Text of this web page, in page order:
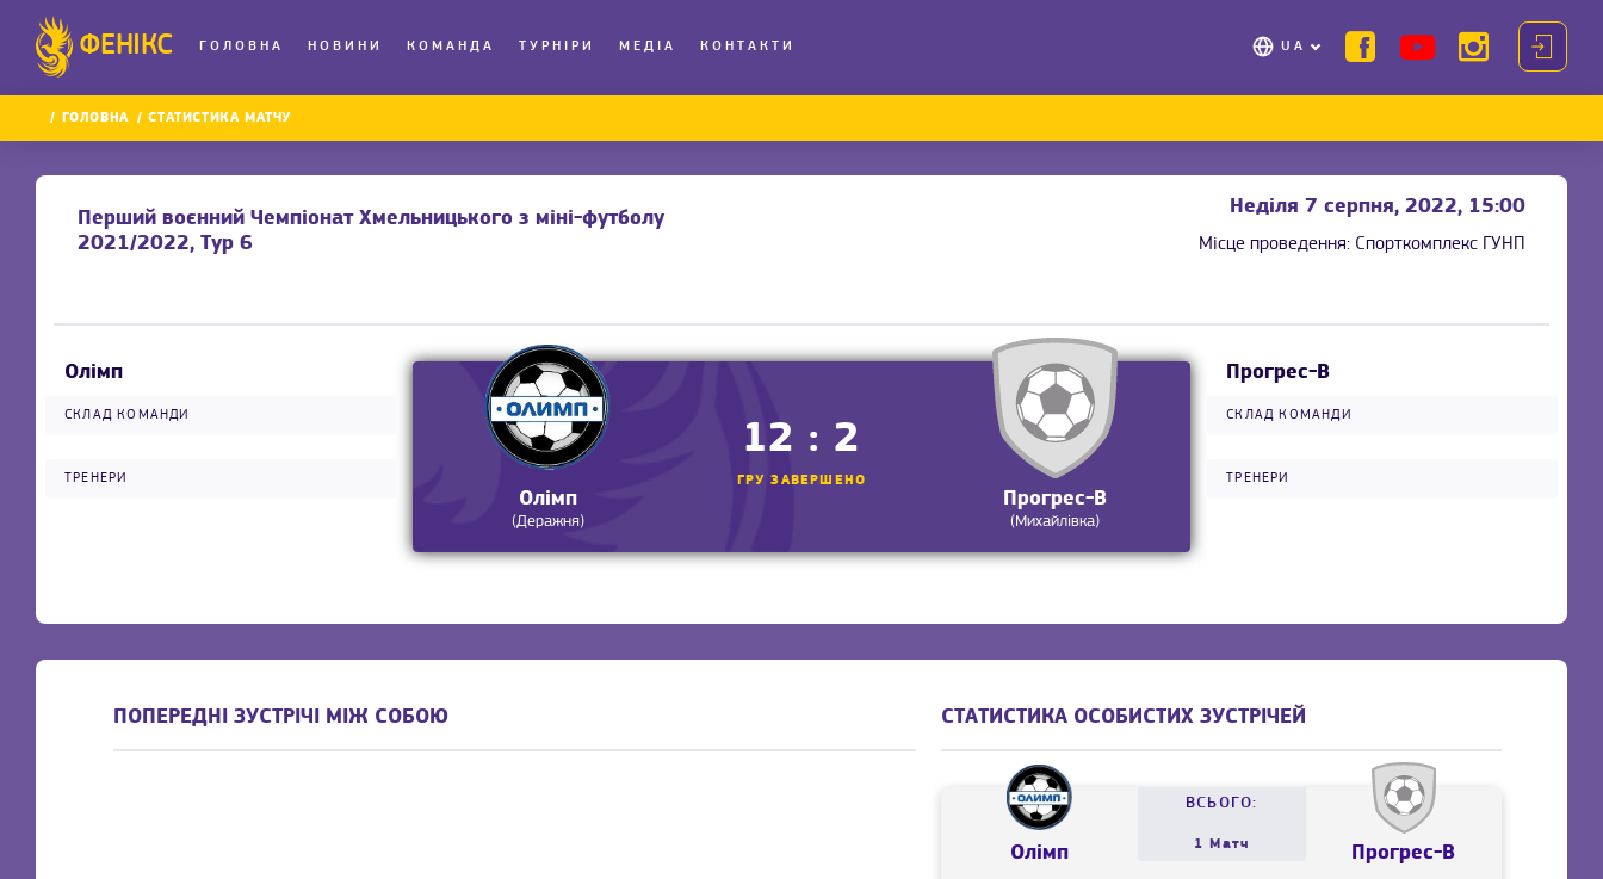
ФЕНІКС UA
ГОЛОВНА НОВИНИ КОМАНДА ТУРНІРИ МЕДІА КОНТАКТИ
ГОЛОВНА СТАТИСТИКА МАТЧУ
Перший воєнний Чемпіонат Хмельницького з міні-футболу
2021/2022, Тур 6
Неділя 7 серпня, 2022, 15:00
Місце проведення: Спорткомплекс ГУНП
Олімп
(Деражня)
12 : 2
ГРУ ЗАВЕРШЕНО
Прогрес-В
(Михайлівка)
Олімп
СКЛАД КОМАНДИ
ТРЕНЕРИ
Прогрес-В
СКЛАД КОМАНДИ
ТРЕНЕРИ
ПОПЕРЕДНІ ЗУСТРІЧІ МІЖ СОБОЮ СТАТИСТИКА ОСОБИСТИХ ЗУСТРІЧЕЙ
Олімп
ВСЬОГО:
1 Матч Прогрес-В